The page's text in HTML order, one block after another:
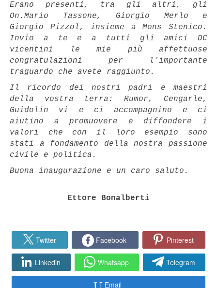
Erano presenti, tra gli altri, gli
On.Mario Tassone, Giorgio Merlo e
Giorgio Pizzol, insieme a Mons Stenico.
Invio a te e a tutti gli amici DC
vicentini le mie più affettuose
congratulazioni per l’importante
traguardo che avete raggiunto.
Il ricordo dei nostri padri e maestri
della vostra terra: Rumor, Cengarle,
Guidolin vi e ci accompagnino e ci
aiutino a promuovere e diffondere i
valori che con il loro esempio sono
stati a fondamento della nostra passione
civile e politica.
Buona inaugurazione e un caro saluto.
Ettore Bonalberti
Twitter Facebook Pinterest
Linkedin Whatsapp Telegram
Email